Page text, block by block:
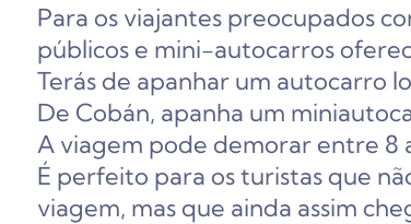
Para os viajantes preocupados
públicos e mini-autocarros
Terás de apanhar um autocarro
De Cobán, apanha um
A viagem pode demorar entre 8
É perfeito para os turistas que
viagem, mas que ainda assim